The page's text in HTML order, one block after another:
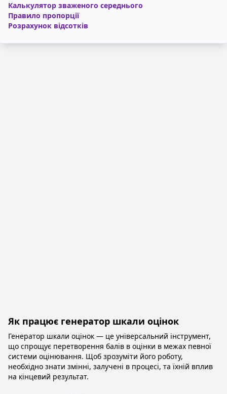
Калькулятор зваженого середнього
Правило пропорції
Розрахунок відсотків
Як працює генератор шкали оцінок
Генератор шкали оцінок — це універсальний інструмент,
що спрощує перетворення балів в оцінки в межах певної
системи оцінювання. Щоб зрозуміти його роботу,
необхідно знати змінні, залучені в процесі, та їхній вплив
на кінцевий результат.